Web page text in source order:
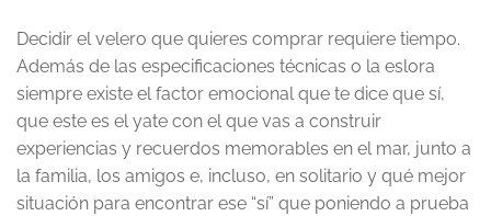
Decidir el velero que quieres comprar requiere tiempo.
Además de las especificaciones técnicas o la eslora
siempre existe el factor emocional que te dice que sí,
que este es el yate con el que vas a construir
experiencias y recuerdos memorables en el mar, junto a
la familia, los amigos e, incluso, en solitario y qué mejor
situación para encontrar ese “sí” que poniendo a prueba